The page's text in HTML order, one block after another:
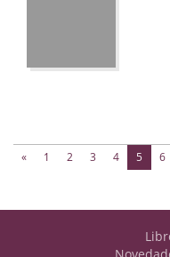
« 1 2 3 4 5 6